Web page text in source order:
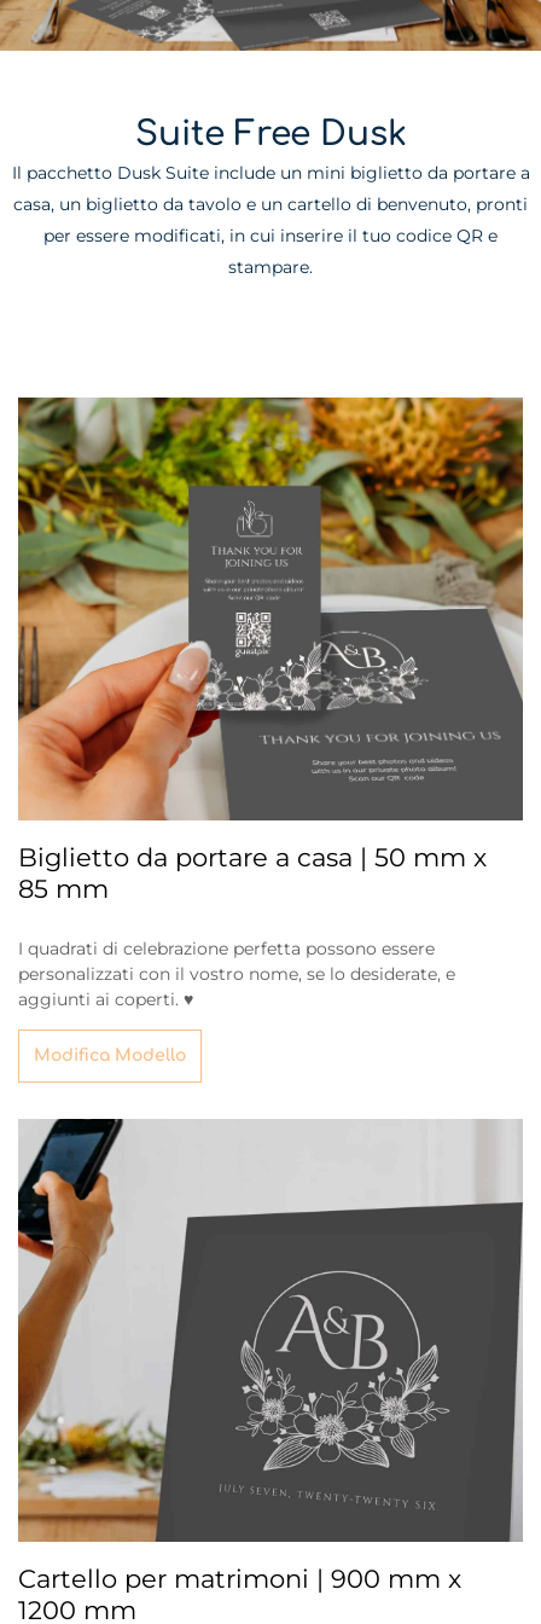
Suite Free Dusk
Il pacchetto Dusk Suite include un mini biglietto da portare a
casa, un biglietto da tavolo e un cartello di benvenuto, pronti
per essere modificati, in cui inserire il tuo codice QR e
stampare.
Biglietto da portare a casa | 50 mm x
85 mm
I quadrati di celebrazione perfetta possono essere
personalizzati con il vostro nome, se lo desiderate, e
aggiunti ai coperti. ♥
Modifica Modello
Cartello per matrimoni | 900 mm x
1200 mm